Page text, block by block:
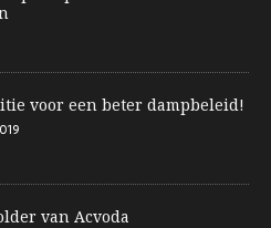
voor een beter dampbeleid!
van Acvoda